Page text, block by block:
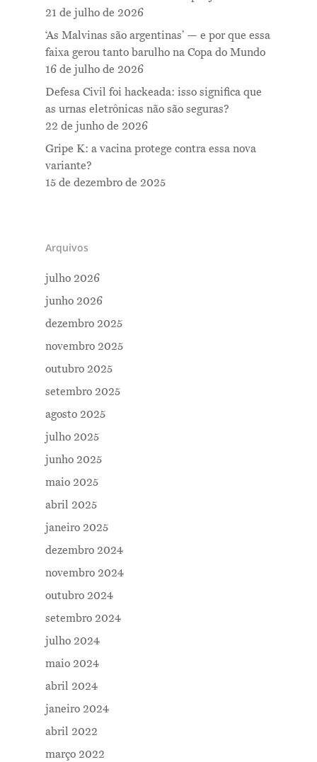
21 de julho de 2026
‘As Malvinas são argentinas’ — e por que essa
faixa gerou tanto barulho na Copa do Mundo
16 de julho de 2026
Defesa Civil foi hackeada: isso significa que
as urnas eletrônicas não são seguras?
22 de junho de 2026
Gripe K: a vacina protege contra essa nova
variante?
15 de dezembro de 2025
Arquivos
julho 2026
junho 2026
dezembro 2025
novembro 2025
outubro 2025
setembro 2025
agosto 2025
julho 2025
junho 2025
maio 2025
abril 2025
janeiro 2025
dezembro 2024
novembro 2024
outubro 2024
setembro 2024
julho 2024
maio 2024
abril 2024
janeiro 2024
abril 2022
março 2022